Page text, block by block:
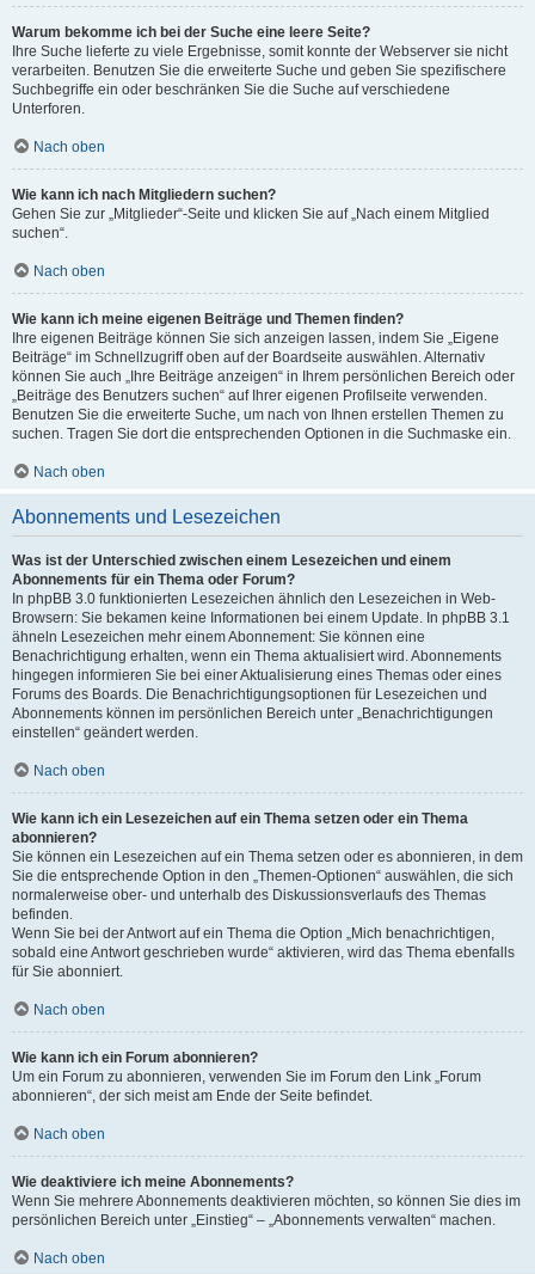
Warum bekomme ich bei der Suche eine leere Seite?
Ihre Suche lieferte zu viele Ergebnisse, somit konnte der Webserver sie nicht
verarbeiten. Benutzen Sie die erweiterte Suche und geben Sie spezifischere
Suchbegriffe ein oder beschränken Sie die Suche auf verschiedene
Unterforen.
Nach oben
Wie kann ich nach Mitgliedern suchen?
Gehen Sie zur „Mitglieder“-Seite und klicken Sie auf „Nach einem Mitglied
suchen“.
Nach oben
Wie kann ich meine eigenen Beiträge und Themen finden?
Ihre eigenen Beiträge können Sie sich anzeigen lassen, indem Sie „Eigene
Beiträge“ im Schnellzugriff oben auf der Boardseite auswählen. Alternativ
können Sie auch „Ihre Beiträge anzeigen“ in Ihrem persönlichen Bereich oder
„Beiträge des Benutzers suchen“ auf Ihrer eigenen Profilseite verwenden.
Benutzen Sie die erweiterte Suche, um nach von Ihnen erstellen Themen zu
suchen. Tragen Sie dort die entsprechenden Optionen in die Suchmaske ein.
Nach oben
Abonnements und Lesezeichen
Was ist der Unterschied zwischen einem Lesezeichen und einem
Abonnements für ein Thema oder Forum?
In phpBB 3.0 funktionierten Lesezeichen ähnlich den Lesezeichen in Web-
Browsern: Sie bekamen keine Informationen bei einem Update. In phpBB 3.1
ähneln Lesezeichen mehr einem Abonnement: Sie können eine
Benachrichtigung erhalten, wenn ein Thema aktualisiert wird. Abonnements
hingegen informieren Sie bei einer Aktualisierung eines Themas oder eines
Forums des Boards. Die Benachrichtigungsoptionen für Lesezeichen und
Abonnements können im persönlichen Bereich unter „Benachrichtigungen
einstellen“ geändert werden.
Nach oben
Wie kann ich ein Lesezeichen auf ein Thema setzen oder ein Thema
abonnieren?
Sie können ein Lesezeichen auf ein Thema setzen oder es abonnieren, in dem
Sie die entsprechende Option in den „Themen-Optionen“ auswählen, die sich
normalerweise ober- und unterhalb des Diskussionsverlaufs des Themas
befinden.
Wenn Sie bei der Antwort auf ein Thema die Option „Mich benachrichtigen,
sobald eine Antwort geschrieben wurde“ aktivieren, wird das Thema ebenfalls
für Sie abonniert.
Nach oben
Wie kann ich ein Forum abonnieren?
Um ein Forum zu abonnieren, verwenden Sie im Forum den Link „Forum
abonnieren“, der sich meist am Ende der Seite befindet.
Nach oben
Wie deaktiviere ich meine Abonnements?
Wenn Sie mehrere Abonnements deaktivieren möchten, so können Sie dies im
persönlichen Bereich unter „Einstieg“ – „Abonnements verwalten“ machen.
Nach oben